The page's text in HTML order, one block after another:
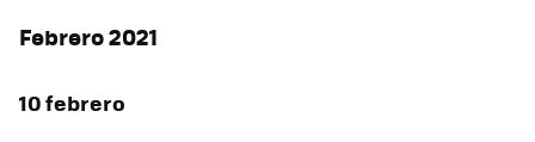
Febrero 2021
10 febrero